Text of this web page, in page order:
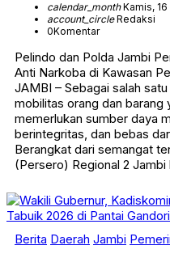
calendar_monthKamis, 16
account_circleRedaksi
0Komentar
Pelindo dan Polda Jambi
Anti Narkoba di Kawasan
JAMBI – Sebagai salah
mobilitas orang dan barang
memerlukan sumber daya
berintegritas, dan bebas
Berangkat dari semangat
(Persero) Regional 2
Berita Daerah Jambi